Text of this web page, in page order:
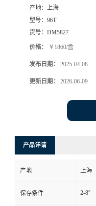
方
产地： 上海
型号： 96T
货号： DM5827
价格： ￥1860/盒
发布日期： 2025-04-08
更新日期： 2026-06-09
产品详请
产地 上海
保存条件 2-8°